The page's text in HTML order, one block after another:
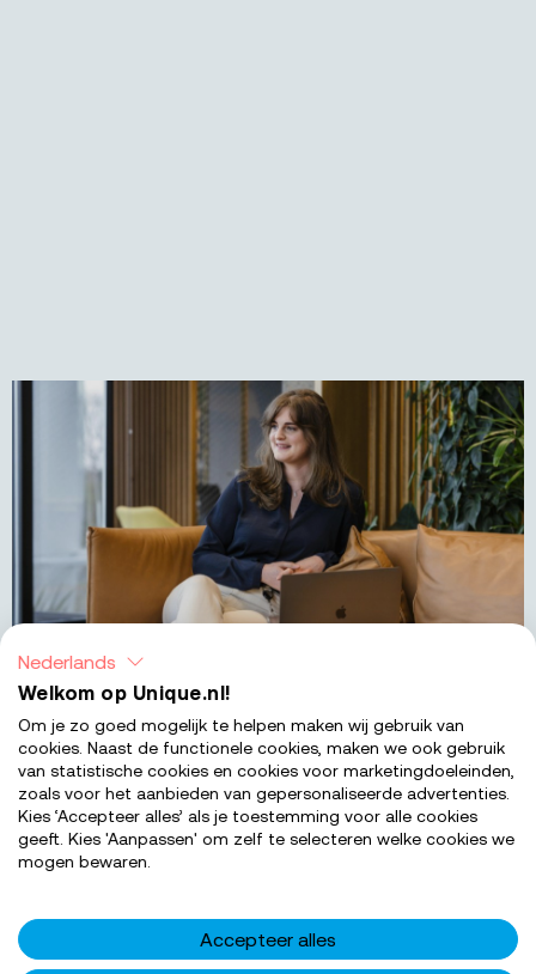
Nederlands
Welkom op Unique.nl!
Om je zo goed mogelijk te helpen maken wij gebruik van
cookies. Naast de functionele cookies, maken we ook gebruik
van statistische cookies en cookies voor marketingdoeleinden,
zoals voor het aanbieden van gepersonaliseerde advertenties.
Kies ‘Accepteer alles’ als je toestemming voor alle cookies
geeft. Kies 'Aanpassen' om zelf te selecteren welke cookies we
mogen bewaren.
Accepteer alles